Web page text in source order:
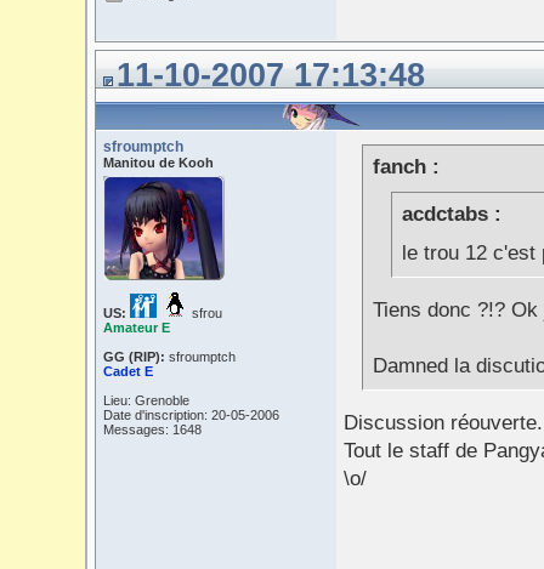
11-10-2007 17:13:48
sfroumptch
Manitou de Kooh
US:
sfrou
Amateur E
GG (RIP): sfroumptch
Cadet E
Lieu: Grenoble
Date d'inscription: 20-05-2006
Messages: 1648
fanch :
acdctabs :
le trou 12 c'est
Tiens donc ?!?
Damned la
Discussion réouverte.
Tout le staff de
\o/